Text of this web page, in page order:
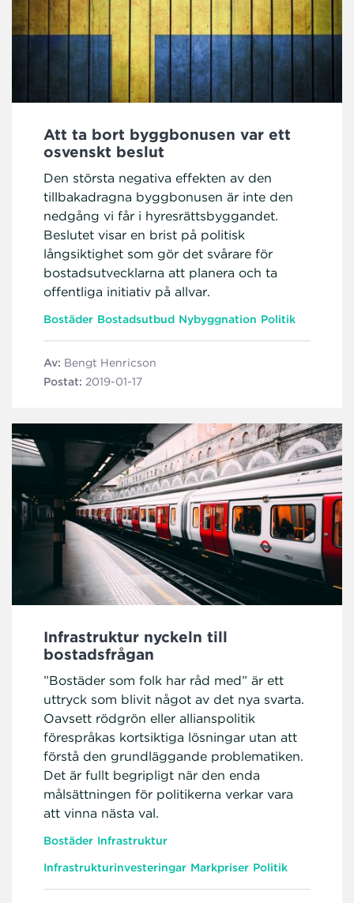
Att ta bort byggbonusen var ett
osvenskt beslut
Den största negativa effekten av den
tillbakadragna byggbonusen är inte den
nedgång vi får i hyresrättsbyggandet.
Beslutet visar en brist på politisk
långsiktighet som gör det svårare för
bostadsutvecklarna att planera och ta
offentliga initiativ på allvar.
Bostäder Bostadsutbud Nybyggnation Politik
Av: Bengt Henricson
Postat: 2019-01-17
Infrastruktur nyckeln till
bostadsfrågan
”Bostäder som folk har råd med” är ett
uttryck som blivit något av det nya svarta.
Oavsett rödgrön eller allianspolitik
förespråkas kortsiktiga lösningar utan att
förstå den grundläggande problematiken.
Det är fullt begripligt när den enda
målsättningen för politikerna verkar vara
att vinna nästa val.
Bostäder Infrastruktur
Infrastrukturinvesteringar Markpriser Politik